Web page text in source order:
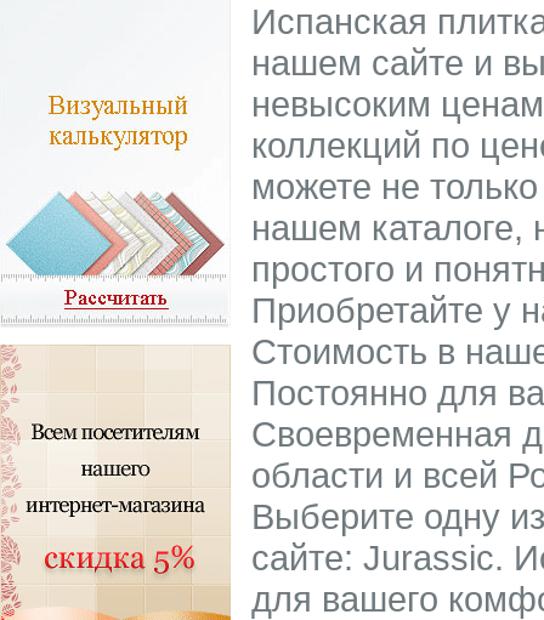
Испанская
нашем сайте и
невысоким
коллекций по
можете не
нашем каталоге,
простого и
Приобретайте у
Стоимость в
Постоянно для
Своевременная
области и всей
Выберите одну
сайте: Jurassic.
для вашего